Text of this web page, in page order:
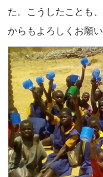
た。こうしたことも
からもよろしくお願い